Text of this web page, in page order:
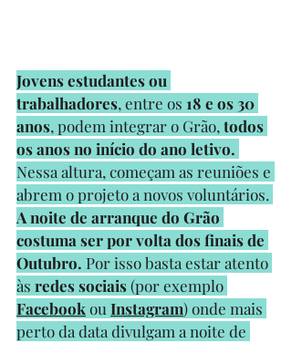
Jovens estudantes ou
trabalhadores, entre os 18 e os 30
anos, podem integrar o Grão, todos
os anos no início do ano letivo.
Nessa altura, começam as reuniões e
abrem o projeto a novos voluntários.
A noite de arranque do Grão
costuma ser por volta dos finais de
Outubro. Por isso basta estar atento
às redes sociais (por exemplo
Facebook ou Instagram) onde mais
perto da data divulgam a noite de